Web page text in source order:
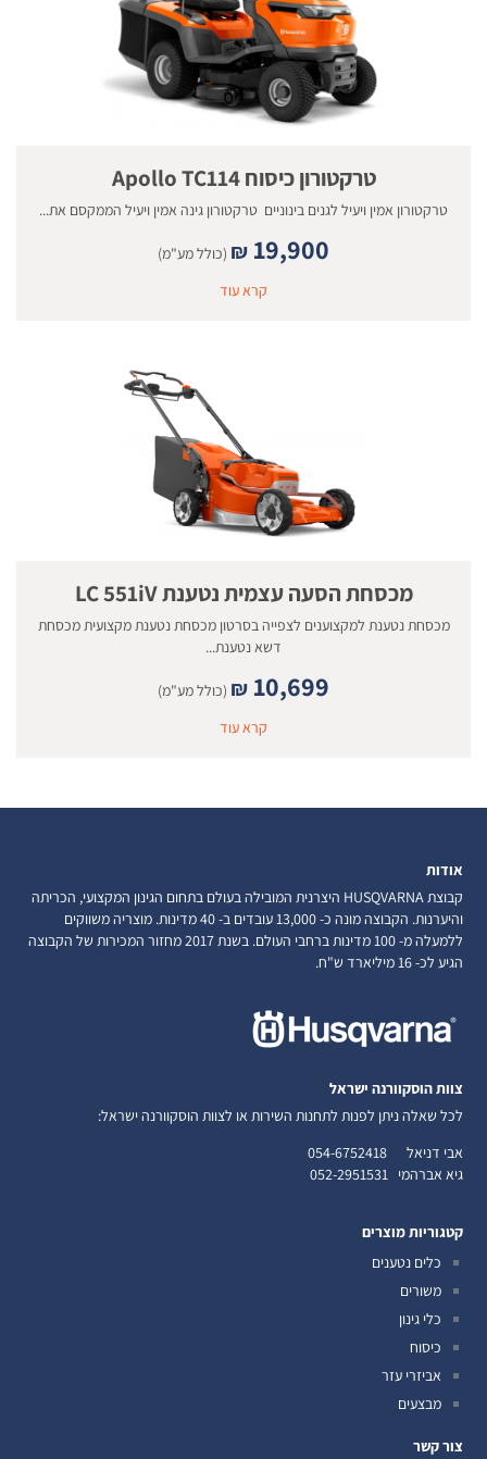
טרקטורון כיסוח Apollo TC114
טרקטורון אמין ויעיל לגנים בינוניים טרקטורון גינה אמין ויעיל הממקסם את...
₪ 19,900
(כולל מע"מ)
קרא עוד
מכסחת הסעה עצמית נטענת LC 551iV
מכסחת נטענת למקצוענים לצפייה בסרטון מכסחת נטענת מקצועית מכסחת
דשא נטענת...
₪ 10,699
(כולל מע"מ)
קרא עוד
אודות
קבוצת HUSQVARNA היצרנית המובילה בעולם בתחום הגינון המקצועי, הכריתה
והיערנות. הקבוצה מונה כ- 13,000 עובדים ב- 40 מדינות. מוצריה משווקים
ללמעלה מ- 100 מדינות ברחבי העולם. בשנת 2017 מחזור המכירות של הקבוצה
הגיע לכ- 16 מיליארד ש"ח.
צוות הוסקוורנה ישראל
לכל שאלה ניתן לפנות לתחנות השירות או לצוות הוסקוורנה ישראל:
אבי דניאל 054-6752418
גיא אברהמי 052-2951531
קטגוריות מוצרים
כלים נטענים
משורים
כלי גינון
כיסוח
אביזרי עזר
מבצעים
צור קשר